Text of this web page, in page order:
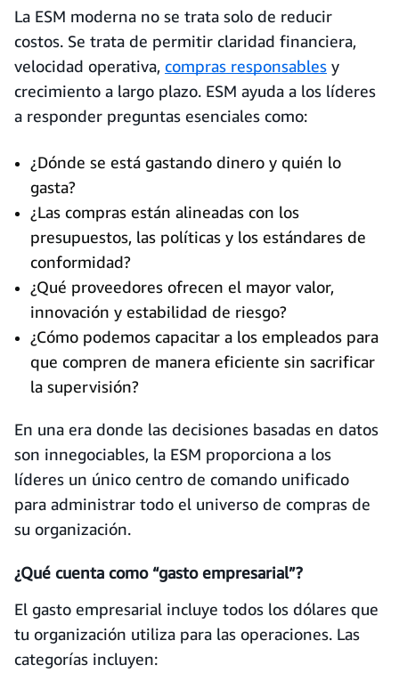
La ESM moderna no se trata solo de reducir
costos. Se trata de permitir claridad financiera,
velocidad operativa, compras responsables y
crecimiento a largo plazo. ESM ayuda a los líderes
a responder preguntas esenciales como:
¿Dónde se está gastando dinero y quién lo
gasta?
¿Las compras están alineadas con los
presupuestos, las políticas y los estándares de
conformidad?
¿Qué proveedores ofrecen el mayor valor,
innovación y estabilidad de riesgo?
¿Cómo podemos capacitar a los empleados para
que compren de manera eficiente sin sacrificar
la supervisión?
En una era donde las decisiones basadas en datos
son innegociables, la ESM proporciona a los
líderes un único centro de comando unificado
para administrar todo el universo de compras de
su organización.
¿Qué cuenta como “gasto empresarial”?
El gasto empresarial incluye todos los dólares que
tu organización utiliza para las operaciones. Las
categorías incluyen: